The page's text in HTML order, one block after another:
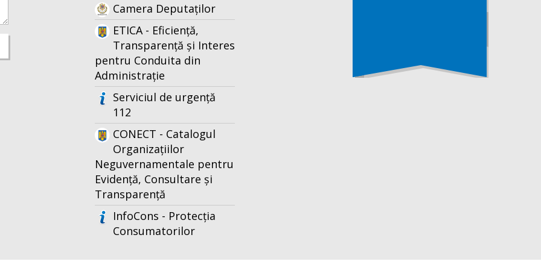
Camera Deputaților
ETICA - Eficiență,
Transparență și Interes
pentru Conduita din
Administrație
Serviciul de urgență
112
CONECT - Catalogul
Organizațiilor
Neguvernamentale pentru
Evidență, Consultare și
Transparență
InfoCons - Protecția
Consumatorilor